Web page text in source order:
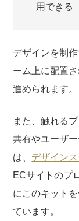
用できる
デザインを制
ーム上に配置
進められます。
また、触れる
共有やユーザ
は、 デザイン
ECサイトのプ
にこのキット
ています。